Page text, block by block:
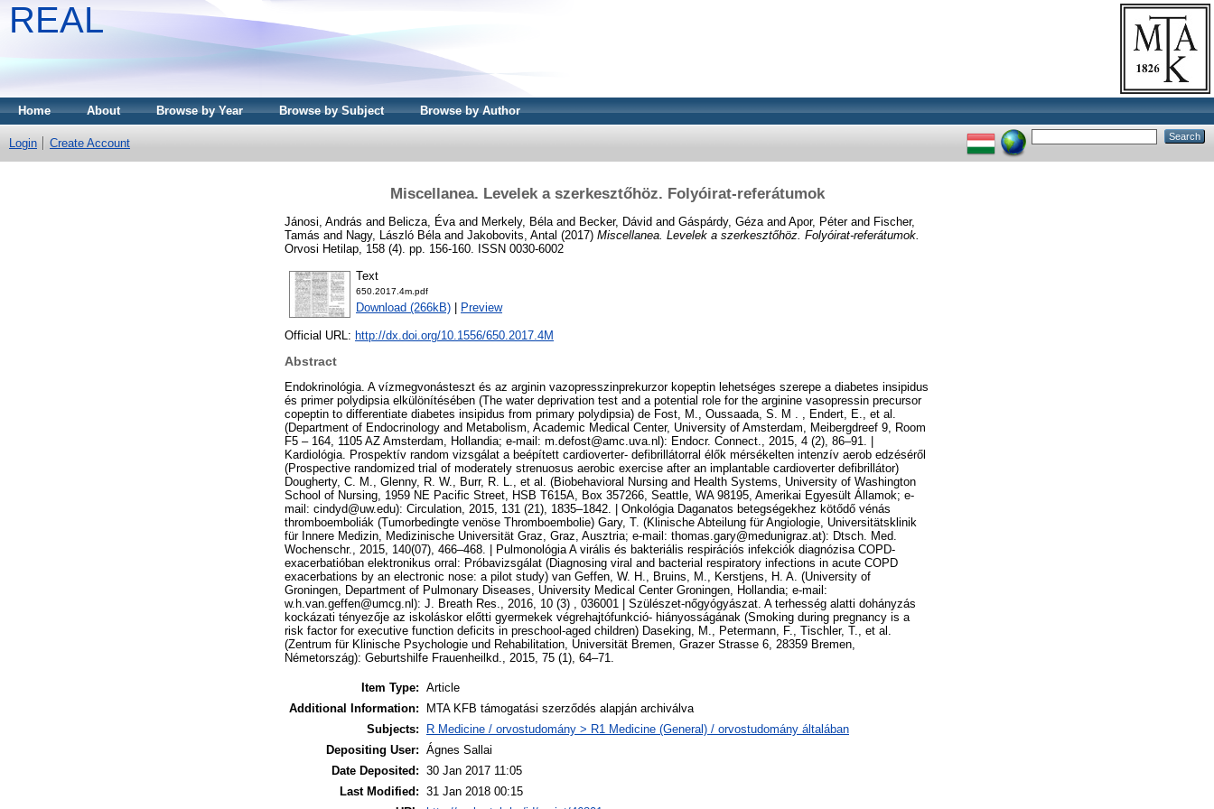
REAL
Home About Browse by Year Browse by Subject Browse by Author
Login Create Account
Miscellanea. Levelek a szerkesztőhöz. Folyóirat-referátumok
Jánosi, András and Belicza, Éva and Merkely, Béla and Becker, Dávid and Gáspárdy, Géza and Apor, Péterand Fischer,
Tamás and Nagy, László Béla and Jakobovits, Antal (2017) Miscellanea. Levelek a szerkesztőhöz. Folyóirat-referátumok.
Orvosi Hetilap, 158 (4). pp. 156-160. ISSN 0030-6002
Text
650.2017.4m.pdf
Download (266kB) Preview
Official URL: http://dx.doi.org/10.1556/650.2017.4M
Abstract
Endokrinológia. A vízmegvonásteszt és az arginin vazopresszinprekurzor kopeptin lehetséges szerepe a diabetes insipidus
és primer polydipsia elkülönítésében (The water deprivation test and a potential role for the arginine vasopressin precursor
copeptin to differentiate diabetes insipidus from primary polydipsia) de Fost, M., Oussaada, S. M . , Endert, E., et al.
(Department of Endocrinology and Metabolism, Academic Medical Center, University of Amsterdam, Meibergdreef 9, Room
F5 – 164, 1105 AZ Amsterdam, Hollandia; e-mail: m.defost@amc.uva.nl): Endocr. Connect., 2015, 4 (2), 86–91. |
Kardiológia. Prospektív random vizsgálat a beépített cardioverter- defibrillátorral élők mérsékelten intenzív aerob edzéséről
(Prospective randomized trial of moderately strenuosus aerobic exercise after an implantable cardioverter defibrillátor)
Dougherty, C. M., Glenny, R. W., Burr, R. L., et al. (Biobehavioral Nursing and Health Systems, University of Washington
School of Nursing, 1959 NE Pacific Street, HSB T615A, Box 357266, Seattle, WA 98195, Amerikai Egyesült Államok; e-
mail: cindyd@uw.edu): Circulation, 2015, 131 (21), 1835–1842. | Onkológia Daganatos betegségekhez kötődő vénás
thromboemboliák (Tumorbedingte venöse Thromboembolie) Gary, T. (Klinische Abteilung für Angiologie, Universitätsklinik
für Innere Medizin, Medizinische Universität Graz, Graz, Ausztria; e-mail: thomas.gary@medunigraz.at): Dtsch. Med.
Wochenschr., 2015, 140(07), 466–468. | Pulmonológia A virális és bakteriális respirációs infekciók diagnózisa COPD-
exacerbatióban elektronikus orral: Próbavizsgálat (Diagnosing viral and bacterial respiratory infections in acute COPD
exacerbations by an electronic nose: a pilot study) van Geffen, W. H., Bruins, M., Kerstjens, H. A. (University of
Groningen, Department of Pulmonary Diseases, University Medical Center Groningen, Hollandia; e-mail:
w.h.van.geffen@umcg.nl): J. Breath Res., 2016, 10 (3) , 036001 | Szülészet-nőgyógyászat. A terhesség alatti dohányzás
kockázati tényezője az iskoláskor előtti gyermekek végrehajtófunkció- hiányosságának (Smoking during pregnancy is a
risk factor for executive function deficits in preschool-aged children) Daseking, M., Petermann, F., Tischler, T., et al.
(Zentrum für Klinische Psychologie und Rehabilitation, Universität Bremen, Grazer Strasse 6, 28359 Bremen,
Németország): Geburtshilfe Frauenheilkd., 2015, 75 (1), 64–71.
Item Type: Article
Additional Information:
MTA KFB támogatási szerződés alapján archiválva
Subjects:
R Medicine / orvostudomány > R1 Medicine (General) / orvostudomány általában
Depositing User: Ágnes Sallai
Date Deposited: 30 Jan 2017 11:05
Last Modified: 31 Jan 2018 00:15